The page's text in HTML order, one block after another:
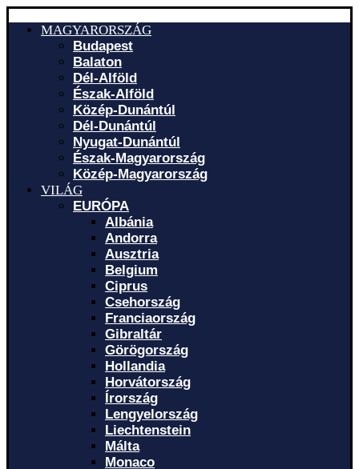
MAGYARORSZÁG
Budapest
Balaton
Dél-Alföld
Észak-Alföld
Közép-Dunántúl
Dél-Dunántúl
Nyugat-Dunántúl
Észak-Magyarország
Közép-Magyarország
VILÁG
EURÓPA
Albánia
Andorra
Ausztria
Belgium
Ciprus
Csehország
Franciaország
Gibraltár
Görögország
Hollandia
Horvátország
Írország
Lengyelország
Liechtenstein
Málta
Monaco